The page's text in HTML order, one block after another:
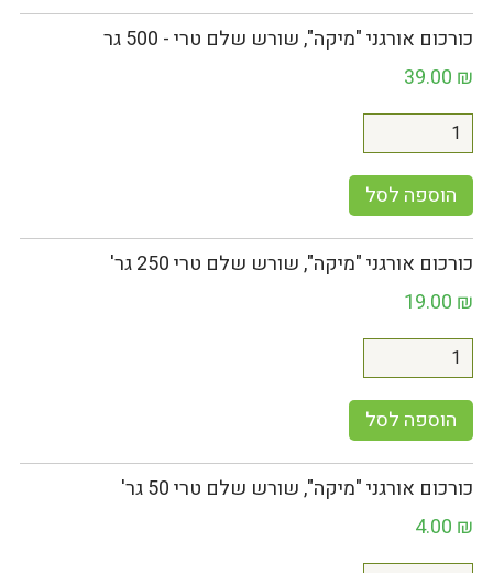
כורכום אורגני "מיקה", שורש שלם טרי - 500 גר
39.00 ₪
הוספה לסל
כורכום אורגני "מיקה", שורש שלם טרי 250 גר'
19.00 ₪
הוספה לסל
כורכום אורגני "מיקה", שורש שלם טרי 50 גר'
4.00 ₪